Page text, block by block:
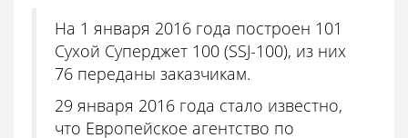
На 1 января 2016 года построен 101
Сухой Суперджет 100 (SSJ-100), из них
76 переданы заказчикам.
29 января 2016 года стало известно,
что Европейское агентство по